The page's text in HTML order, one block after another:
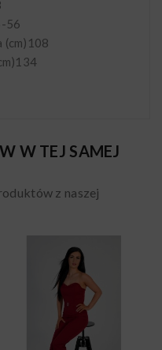
56
(cm) 108
134
W TEJ SAMEJ
z naszej